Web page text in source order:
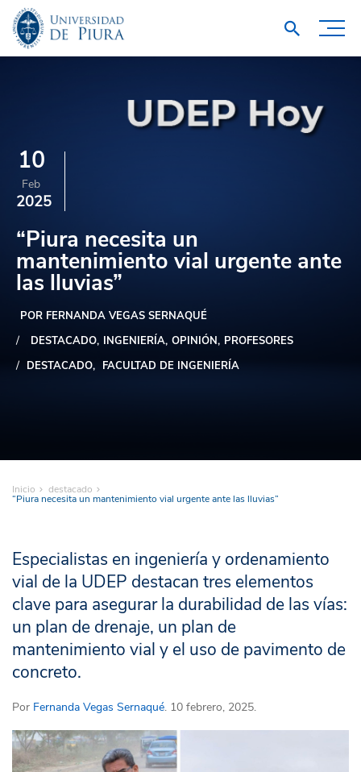
10
Feb
2025
“Piura necesita un
mantenimiento vial urgente ante
las lluvias”
POR FERNANDA VEGAS SERNAQUÉ
DESTACADO INGENIERÍA OPINIÓN PROFESORES
DESTACADO
FACULTAD DE INGENIERÍA
Inicio destacado
“Piura necesita un mantenimiento vial urgente ante las lluvias”
Especialistas en ingeniería y ordenamiento
vial de la UDEP destacan tres elementos
clave para asegurar la durabilidad de las vías:
un plan de drenaje, un plan de
mantenimiento vial y el uso de pavimento de
concreto.
Por Fernanda Vegas Sernaqué. 10 febrero, 2025.